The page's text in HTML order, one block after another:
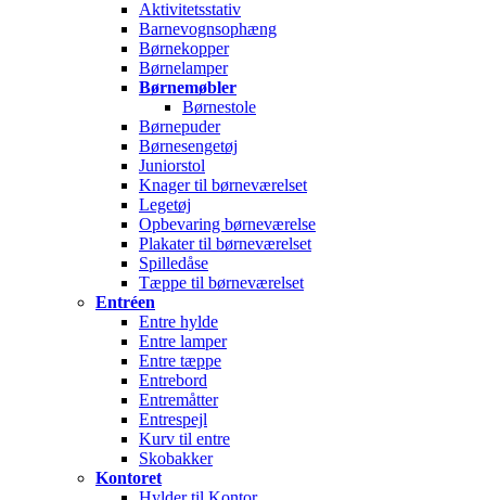
Aktivitetsstativ
Barnevognsophæng
Børnekopper
Børnelamper
Børnemøbler
Børnestole
Børnepuder
Børnesengetøj
Juniorstol
Knager til børneværelset
Legetøj
Opbevaring børneværelse
Plakater til børneværelset
Spilledåse
Tæppe til børneværelset
Entréen
Entre hylde
Entre lamper
Entre tæppe
Entrebord
Entremåtter
Entrespejl
Kurv til entre
Skobakker
Kontoret